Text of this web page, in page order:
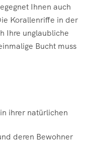
Ihnen auch
Korallenriffe in der
Ihre unglaubliche
Bucht muss
ihrer natürlichen
deren Bewohner